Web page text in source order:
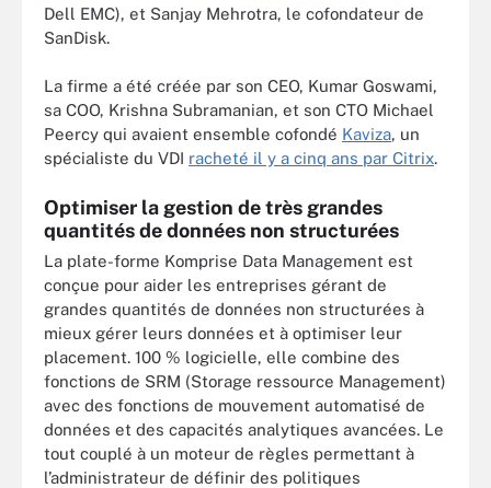
Dell EMC), et Sanjay Mehrotra, le cofondateur de
SanDisk.
La firme a été créée par son CEO, Kumar Goswami,
sa COO, Krishna Subramanian, et son CTO Michael
Peercy qui avaient ensemble cofondé Kaviza, un
spécialiste du VDI racheté il y a cinq ans par Citrix.
Optimiser la gestion de très grandes
quantités de données non structurées
La plate-forme Komprise Data Management est
conçue pour aider les entreprises gérant de
grandes quantités de données non structurées à
mieux gérer leurs données et à optimiser leur
placement. 100 % logicielle, elle combine des
fonctions de SRM (Storage ressource Management)
avec des fonctions de mouvement automatisé de
données et des capacités analytiques avancées. Le
tout couplé à un moteur de règles permettant à
l’administrateur de définir des politiques